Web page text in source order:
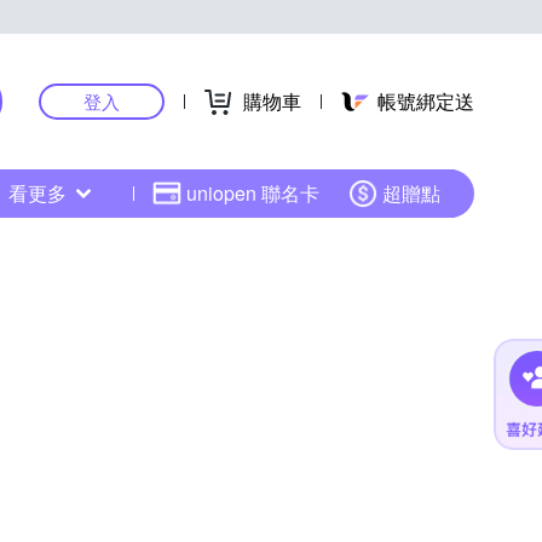
登入 購物車 帳號綁定送
看更多 uniopen 聯名卡 超贈點